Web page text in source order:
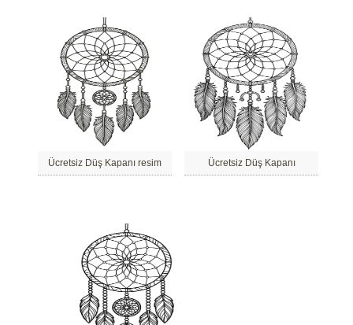
Ücretsiz Düş Kapanı resim Ücretsiz Düş Kapanı